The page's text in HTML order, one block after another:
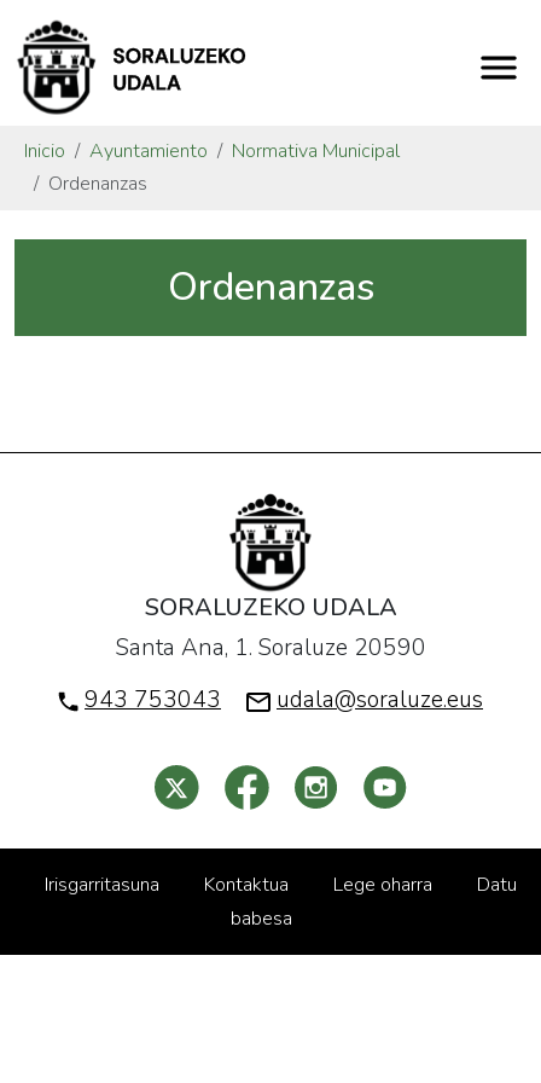
Inicio Ayuntamiento
Normativa Municipal
Ordenanzas
Ordenanzas
SORALUZEKO UDALA
Santa Ana, 1. Soraluze 20590
943 753043
udala@soraluze.eus
Irisgarritasuna Kontaktua Lege oharra
Datu
babesa